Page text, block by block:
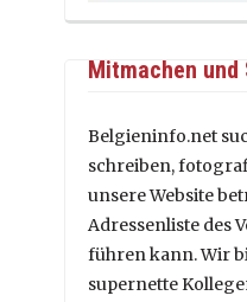
Mitmachen und
Belgieninfo.net
schreiben,
unsere Website
Adressenliste des
führen kann. Wir
supernette